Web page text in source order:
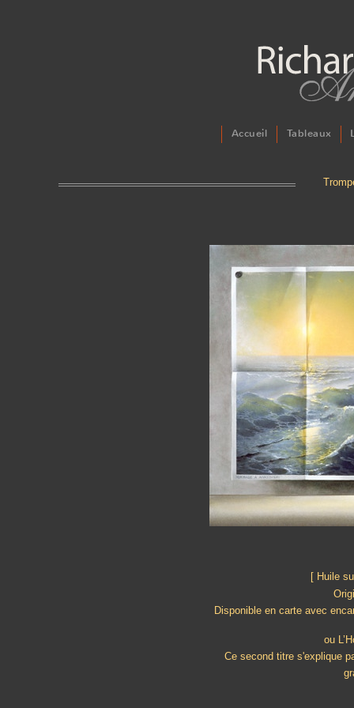
Accueil Tableaux
[ Huile
Disponible en carte avec
ou
Ce second titre s'explique